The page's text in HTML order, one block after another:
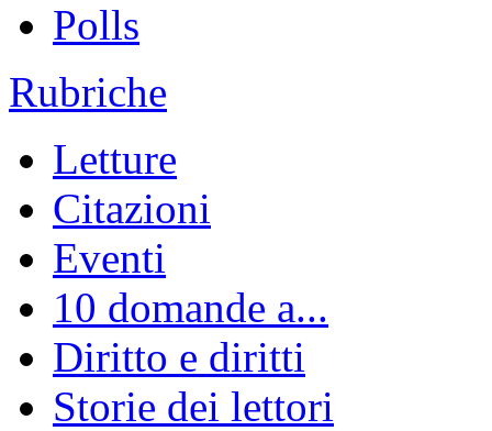
Polls
Rubriche
Letture
Citazioni
Eventi
10 domande a...
Diritto e diritti
Storie dei lettori